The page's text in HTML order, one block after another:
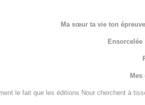
Ma sœur ta vie ton épreuve
Ensorcelée
le fait que les éditions Nour cherchent à